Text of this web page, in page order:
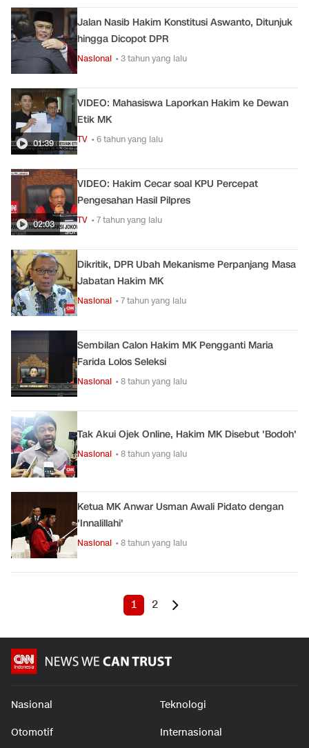
Jalan Nasib Hakim Konstitusi Aswanto, Ditunjuk
hingga Dicopot DPR
Nasional • 3 tahun yang lalu
01:39
VIDEO: Mahasiswa Laporkan Hakim ke Dewan
Etik MK
TV • 6 tahun yang lalu
02:03
VIDEO: Hakim Cecar soal KPU Percepat
Pengesahan Hasil Pilpres
TV • 7 tahun yang lalu
Dikritik, DPR Ubah Mekanisme Perpanjang Masa
Jabatan Hakim MK
Nasional • 7 tahun yang lalu
Sembilan Calon Hakim MK Pengganti Maria
Farida Lolos Seleksi
Nasional • 8 tahun yang lalu
Tak Akui Ojek Online, Hakim MK Disebut 'Bodoh'
Nasional • 8 tahun yang lalu
Ketua MK Anwar Usman Awali Pidato dengan
'Innalillahi'
Nasional • 8 tahun yang lalu
1 2
Nasional Teknologi
Otomotif Internasional